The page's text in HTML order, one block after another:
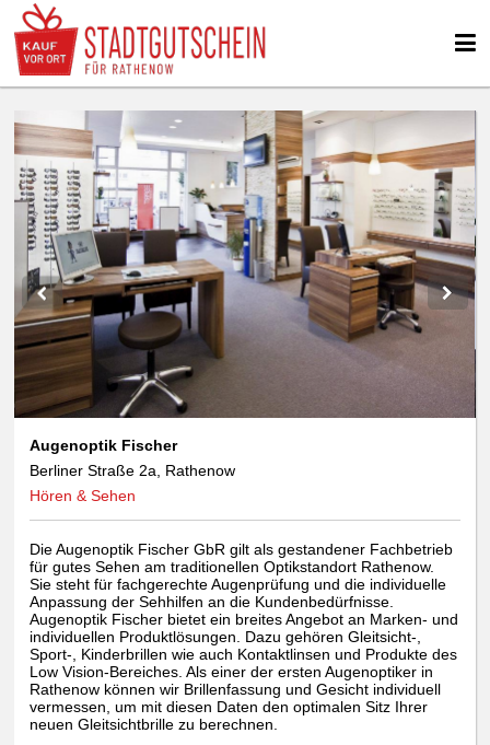
Augenoptik Fischer
Berliner Straße 2a, Rathenow
Hören & Sehen
Die Augenoptik Fischer GbR gilt als gestandener Fachbetrieb
für gutes Sehen am traditionellen Optikstandort Rathenow.
Sie steht für fachgerechte Augenprüfung und die individuelle
Anpassung der Sehhilfen an die Kundenbedürfnisse.
Augenoptik Fischer bietet ein breites Angebot an Marken- und
individuellen Produktlösungen. Dazu gehören Gleitsicht-,
Sport-, Kinderbrillen wie auch Kontaktlinsen und Produkte des
Low Vision-Bereiches. Als einer der ersten Augenoptiker in
Rathenow können wir Brillenfassung und Gesicht individuell
vermessen, um mit diesen Daten den optimalen Sitz Ihrer
neuen Gleitsichtbrille zu berechnen.
We use cookies
data protection